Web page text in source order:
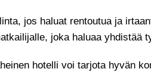
jos haluat rentoutua ja
joka haluaa yhdistää
hotelli voi tarjota hyvän